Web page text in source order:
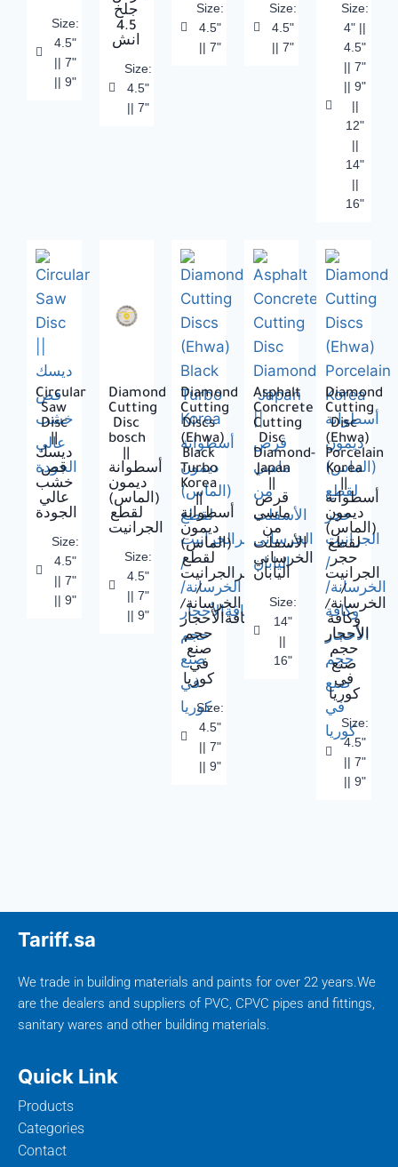
Size:
4.5"
|| 7"
|| 9"
جلخ
4.5
انش
Size:
4.5"
|| 7"
Size:
4.5"
|| 7"
Size:
4.5"
|| 7"
Size:
4" ||
4.5"
|| 7"
|| 9"
||
12"
||
14"
||
16"
Circular
Saw
Disc
||
ديسك
قص
خشب
عالي
الجودة
Size:
4.5"
|| 7"
|| 9"
Diamond
Cutting
Disc
bosch
أسطوانة
ديمون
(الماس)
لقطع
الجرانيت
Size:
4.5"
|| 7"
|| 9"
Diamond
Cutting
Discs
(Ehwa)
Black
Turbo
Korea
||
أسطوانة
ديمون
(الماس)
لقطع
حجرالجرانيت
/
الخرسانة/
وكافةالأحجار
حجم
صنع
في
كوريا
Size:
4.5"
|| 7"
|| 9"
Asphalt
Concrete
Cutting
Disc
Diamond-
Japan
قرص
ماسي
من
الأسفلت
الخرساني
اليابان
Size:
14"
||
16"
Diamond
Cutting
Disc
(Ehwa)
Porcelain
Korea
||
أسطوانة
ديمون
(الماس)
لقطع
حجر
الجرانيت
/
الخرسانة/
وكافة
الأحجار
حجم
صنع
في
كوريا
Size:
4.5"
|| 7"
|| 9"
Tariff.sa
We trade in building materials and paints for over 22 years.We
are the dealers and suppliers of PVC, CPVC pipes and fittings,
sanitary wares and other building materials.
Quick Link
Products
Categories
Contact